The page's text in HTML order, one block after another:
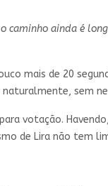
caminho ainda é
mais de 20
sem
votação.
de Lira não tem